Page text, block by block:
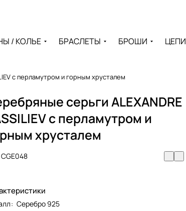
/ КОЛЬЕ БРАСЛЕТЫ БРОШИ ЦЕПИ
с перламутром и горным хрусталем
серьги ALEXANDRE
с перламутром и
хрусталем
CGE048
: Серебро 925